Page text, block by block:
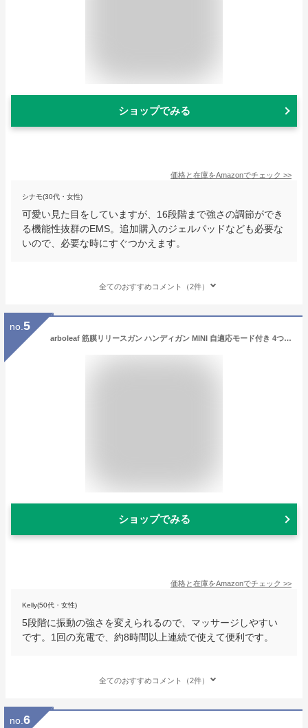
ショップでみる
価格と在庫をAmazonでチェック >>
シナモ(30代・女性)
可愛い見た目をしていますが、16段階まで強さの調節ができ
る機能性抜群のEMS。追加購入のジェルパッドなども必要な
いので、必要な時にすぐつかえます。
全てのおすすめコメント（2件）
no. 5
arboleaf 筋膜リリースガン ハンディガン MINI 自適応モード付き 4つのシリコンヘッド付属 5段階強力振動 筋膜リリース 筋膜ガン Type-C充電式 2000mAh*2大容量(8時間以上連続使用) 370g軽量 最速3000回/分 静音 携帯便利 収納袋&日本語取扱説明書付き 父の日 母の日 プレゼント ギフト最適 日本国内サポート 一年メーカー保証
ショップでみる
価格と在庫をAmazonでチェック >>
Kelly(50代・女性)
5段階に振動の強さを変えられるので、マッサージしやすい
です。1回の充電で、約8時間以上連続で使えて便利です。
全てのおすすめコメント（2件）
no. 6